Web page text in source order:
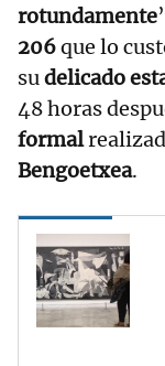
rotundamente
206que lo
sudelicado
48 horas
formal
Bengoetxea.